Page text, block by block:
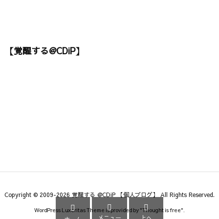
【覚醒する@CDiP】
Copyright © 2009-2026 覚醒する @CDiP 【個人ブログ】 All Rights Reserved.
WordPress Luxeritas Theme is provided by "Thought is free".
 
メニュー

上へ